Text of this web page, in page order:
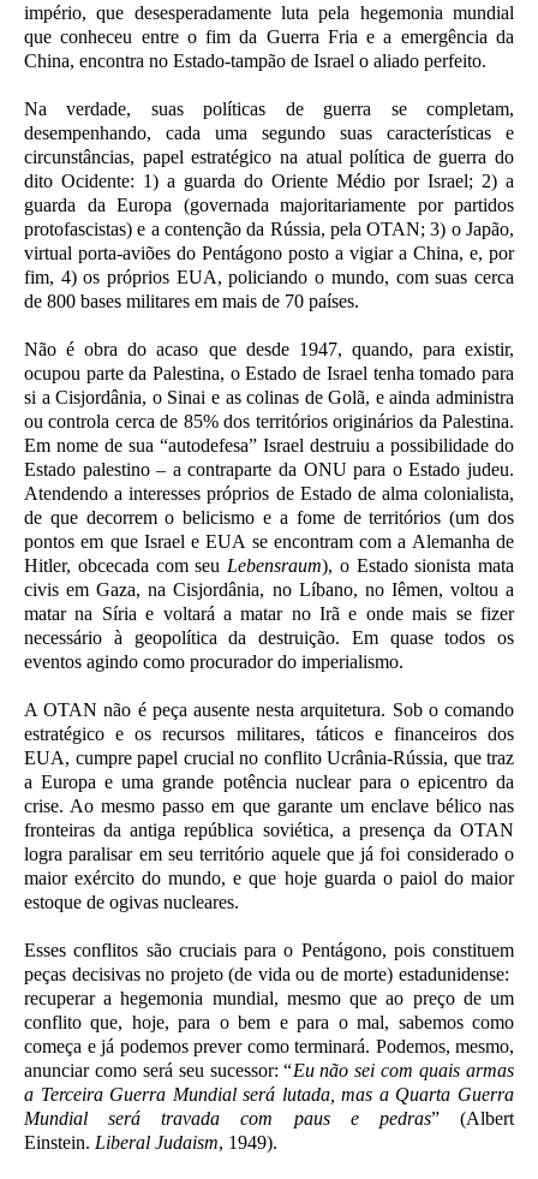
império, que desesperadamente luta pela hegemonia mundial
que conheceu entre o fim da Guerra Fria e a emergência da
China, encontra no Estado-tampão de Israel o aliado perfeito.
Na verdade, suas políticas de guerra se completam,
desempenhando, cada uma segundo suas características e
circunstâncias, papel estratégico na atual política de guerra do
dito Ocidente: 1) a guarda do Oriente Médio por Israel; 2) a
guarda da Europa (governada majoritariamente por partidos
protofascistas) e a contenção da Rússia, pela OTAN; 3) o Japão,
virtual porta-aviões do Pentágono posto a vigiar a China, e, por
fim, 4) os próprios EUA, policiando o mundo, com suas cerca
de 800 bases militares em mais de 70 países.
Não é obra do acaso que desde 1947, quando, para existir,
ocupou parte da Palestina, o Estado de Israel tenha tomado para
si a Cisjordânia, o Sinai e as colinas de Golã, e ainda administra
ou controla cerca de 85% dos territórios originários da Palestina.
Em nome de sua “autodefesa” Israel destruiu a possibilidade do
Estado palestino – a contraparte da ONU para o Estado judeu.
Atendendo a interesses próprios de Estado de alma colonialista,
de que decorrem o belicismo e a fome de territórios (um dos
pontos em que Israel e EUA se encontram com a Alemanha de
Hitler, obcecada com seu Lebensraum), o Estado sionista mata
civis em Gaza, na Cisjordânia, no Líbano, no Iêmen, voltou a
matar na Síria e voltará a matar no Irã e onde mais se fizer
necessário à geopolítica da destruição. Em quase todos os
eventos agindo como procurador do imperialismo.
A OTAN não é peça ausente nesta arquitetura. Sob o comando
estratégico e os recursos militares, táticos e financeiros dos
EUA, cumpre papel crucial no conflito Ucrânia-Rússia, que traz
a Europa e uma grande potência nuclear para o epicentro da
crise. Ao mesmo passo em que garante um enclave bélico nas
fronteiras da antiga república soviética, a presença da OTAN
logra paralisar em seu território aquele que já foi considerado o
maior exército do mundo, e que hoje guarda o paiol do maior
estoque de ogivas nucleares.
Esses conflitos são cruciais para o Pentágono, pois constituem
peças decisivas no projeto (de vida ou de morte) estadunidense:
recuperar a hegemonia mundial, mesmo que ao preço de um
conflito que, hoje, para o bem e para o mal, sabemos como
começa e já podemos prever como terminará. Podemos, mesmo,
anunciar como será seu sucessor: “Eu não sei com quais armas
a Terceira Guerra Mundial será lutada, mas a Quarta Guerra
Mundial será travada com paus e pedras” (Albert
Einstein. Liberal Judaism, 1949).